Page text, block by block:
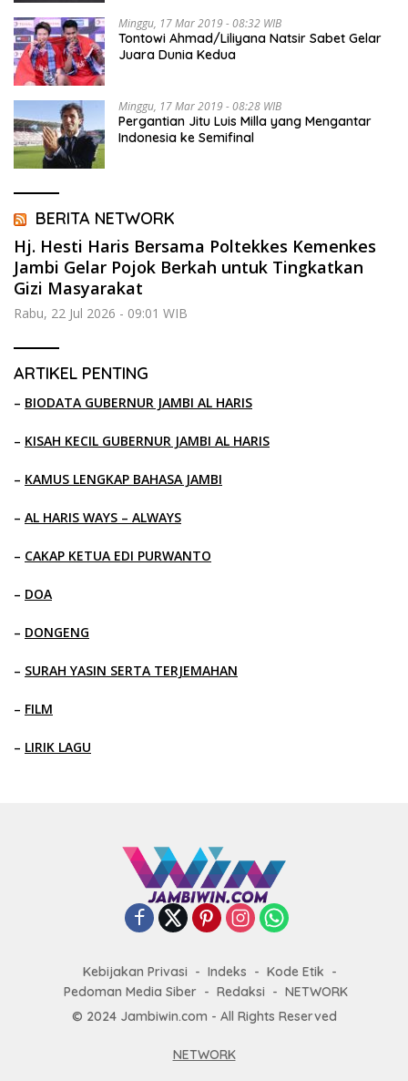
Minggu, 17 Mar 2019 - 08:32 WIB
Tontowi Ahmad/Liliyana Natsir Sabet Gelar
Juara Dunia Kedua
Minggu, 17 Mar 2019 - 08:28 WIB
Pergantian Jitu Luis Milla yang Mengantar
Indonesia ke Semifinal
BERITA NETWORK
Hj. Hesti Haris Bersama Poltekkes Kemenkes
Jambi Gelar Pojok Berkah untuk Tingkatkan
Gizi Masyarakat
Rabu, 22 Jul 2026 - 09:01 WIB
ARTIKEL PENTING
– BIODATA GUBERNUR JAMBI AL HARIS
– KISAH KECIL GUBERNUR JAMBI AL HARIS
– KAMUS LENGKAP BAHASA JAMBI
– AL HARIS WAYS – ALWAYS
– CAKAP KETUA EDI PURWANTO
– DOA
– DONGENG
– SURAH YASIN SERTA TERJEMAHAN
– FILM
– LIRIK LAGU
Kebijakan Privasi Indeks
Kode Etik
Pedoman Media Siber
Redaksi
NETWORK
© 2024 Jambiwin.com - All Rights Reserved
NETWORK